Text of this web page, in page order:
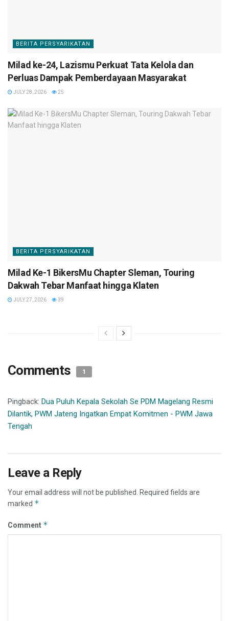
BERITA PERSYARIKATAN
Milad ke-24, Lazismu Perkuat Tata Kelola dan
Perluas Dampak Pemberdayaan Masyarakat
JULY 28, 2026 25
BERITA PERSYARIKATAN
Milad Ke-1 BikersMu Chapter Sleman, Touring
Dakwah Tebar Manfaat hingga Klaten
JULY 27, 2026 39
Comments 1
Pingback: Dua Puluh Kepala Sekolah Se PDM Magelang Resmi
Dilantik, PWM Jateng Ingatkan Empat Komitmen - PWM Jawa
Tengah
Leave a Reply
Your email address will not be published. Required fields are
marked *
Comment *